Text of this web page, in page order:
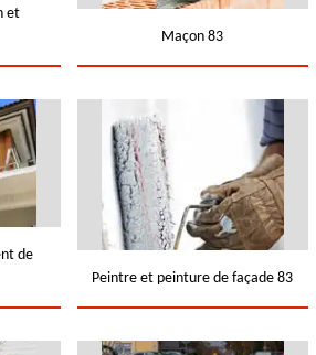
et
Maçon 83
de
Peintre et peinture de façade 83